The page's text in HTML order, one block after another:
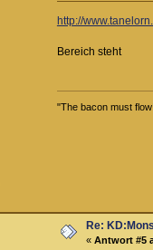
http://
Bereich steht
"The bacon must
Re:
«Antwort #5